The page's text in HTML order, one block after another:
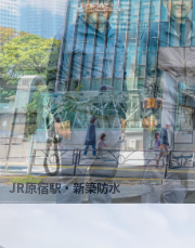
JR原宿駅・新築防水